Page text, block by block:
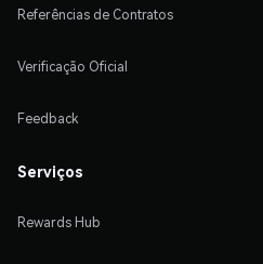
Referências de Contratos
Verificação Oficial
Feedback
Serviços
Rewards Hub